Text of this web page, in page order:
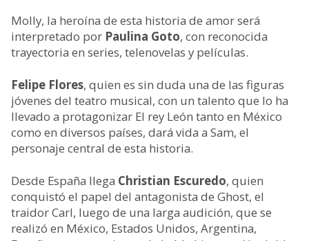
Molly, la heroína de esta historia de amor será
interpretado por Paulina Goto, con reconocida
trayectoria en series, telenovelas y películas.
Felipe Flores, quien es sin duda una de las figuras
jóvenes del teatro musical, con un talento que lo ha
llevado a protagonizar El rey León tanto en México
como en diversos países, dará vida a Sam, el
personaje central de esta historia.
Desde España llega Christian Escuredo, quien
conquistó el papel del antagonista de Ghost, el
traidor Carl, luego de una larga audición, que se
realizó en México, Estados Unidos, Argentina,